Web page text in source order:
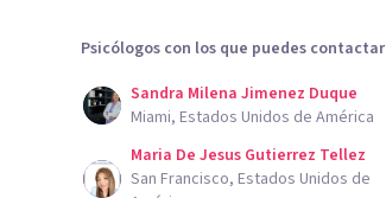
Psicólogos con los que puedes contactar
Sandra Milena Jimenez Duque
Miami, Estados Unidos de América
Maria De Jesus Gutierrez Tellez
San Francisco, Estados Unidos de